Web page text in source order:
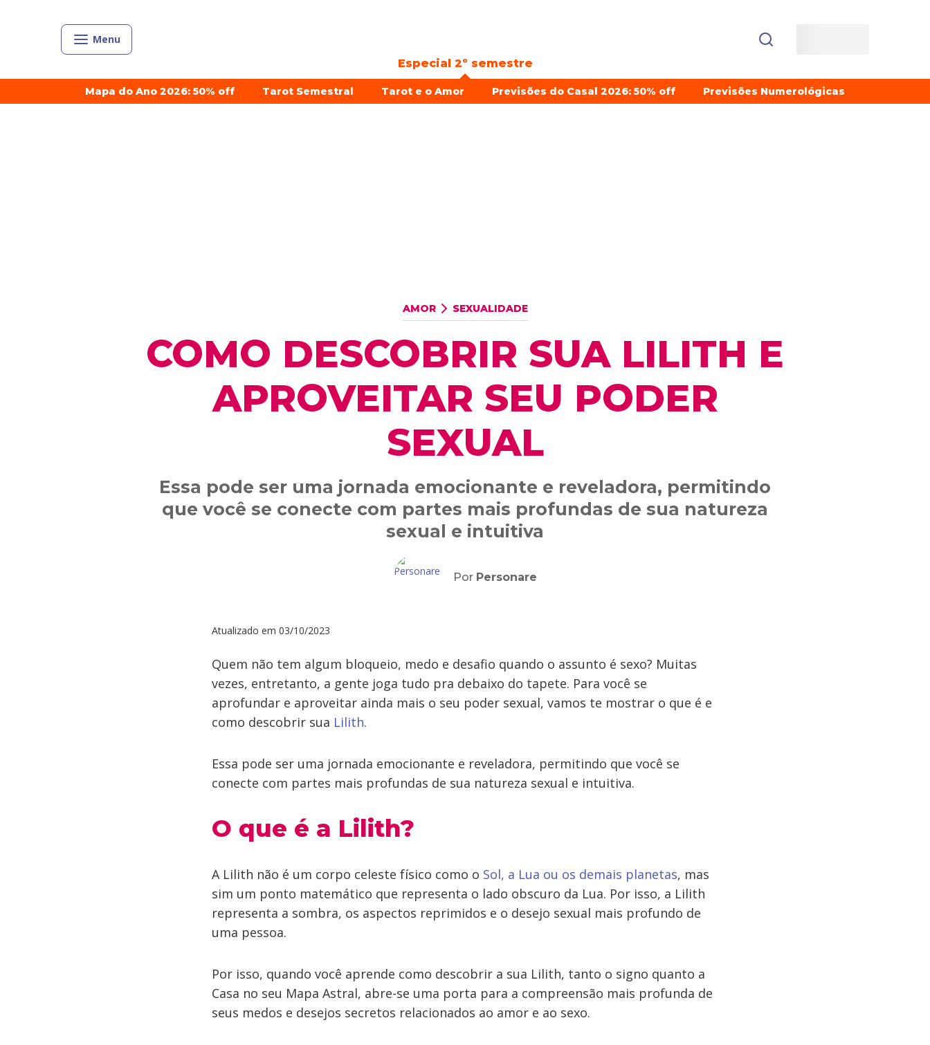
Menu
Especial 2º semestre
Mapa do Ano 2026: 50% off Tarot Semestral Tarot e o Amor Previsões do Casal 2026: 50% off Previsões Numerológicas
AMOR SEXUALIDADE
COMO DESCOBRIR SUA LILITH E
APROVEITAR SEU PODER
SEXUAL
Essa pode ser uma jornada emocionante e reveladora, permitindo
que você se conecte com partes mais profundas de sua natureza
sexual e intuitiva
Por Personare
Atualizado em 03/10/2023
Quem não tem algum bloqueio, medo e desafio quando o assunto é sexo? Muitas
vezes, entretanto, a gente joga tudo pra debaixo do tapete. Para você se
aprofundar e aproveitar ainda mais o seu poder sexual, vamos te mostrar o que é e
como descobrir sua Lilith.
Essa pode ser uma jornada emocionante e reveladora, permitindo que você se
conecte com partes mais profundas de sua natureza sexual e intuitiva.
O que é a Lilith?
A Lilith não é um corpo celeste físico como o Sol, a Lua ou os demais planetas, mas
sim um ponto matemático que representa o lado obscuro da Lua. Por isso, a Lilith
representa a sombra, os aspectos reprimidos e o desejo sexual mais profundo de
uma pessoa.
Por isso, quando você aprende como descobrir a sua Lilith, tanto o signo quanto a
Casa no seu Mapa Astral, abre-se uma porta para a compreensão mais profunda de
seus medos e desejos secretos relacionados ao amor e ao sexo.